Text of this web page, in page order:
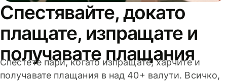
Спестявайте, докато
плащате, изпращате и
получавате плащания
Спестете пари, когато изпращате, харчите и
получавате плащания в над 40+ валути. Всичко,